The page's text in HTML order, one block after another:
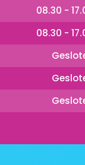
08.30 -
08.30 -